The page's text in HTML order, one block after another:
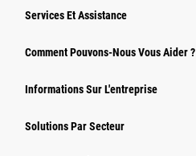
Services Et Assistance
Comment Pouvons-Nous Vous Aider ?
Informations Sur L'entreprise
Solutions Par Secteur